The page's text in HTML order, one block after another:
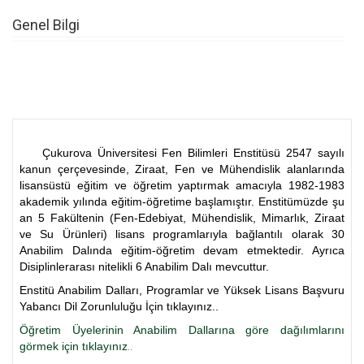
Genel Bilgi
Çukurova Üniversitesi Fen Bilimleri Enstitüsü 2547 sayılı
kanun çerçevesinde, Ziraat, Fen ve Mühendislik alanlarında
lisansüstü eğitim ve öğretim yaptırmak amacıyla 1982-1983
akademik yılında eğitim-öğretime başlamıştır. Enstitümüzde şu
an 5 Fakültenin (Fen-Edebiyat, Mühendislik, Mimarlık, Ziraat
ve Su Ürünleri) lisans programlarıyla bağlantılı olarak 30
Anabilim Dalında eğitim-öğretim devam etmektedir. Ayrıca
Disiplinlerarası nitelikli 6 Anabilim Dalı mevcuttur.
Enstitü Anabilim Dalları, Programlar ve Yüksek Lisans Başvuru
Yabancı Dil Zorunluluğu İçin tıklayınız..
Öğretim Üyelerinin Anabilim Dallarına göre dağılımlarını
görmek için tıklayınız..